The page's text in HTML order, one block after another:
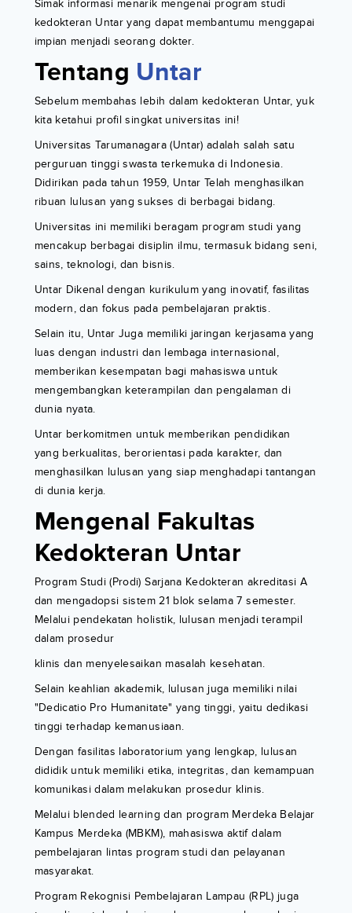
Simak informasi menarik mengenai program studi
kedokteran Untar yang dapat membantumu menggapai
impian menjadi seorang dokter.
Tentang Untar
Sebelum membahas lebih dalam kedokteran Untar, yuk
kita ketahui profil singkat universitas ini!
Universitas Tarumanagara (Untar) adalah salah satu
perguruan tinggi swasta terkemuka di Indonesia.
Didirikan pada tahun 1959, Untar Telah menghasilkan
ribuan lulusan yang sukses di berbagai bidang.
Universitas ini memiliki beragam program studi yang
mencakup berbagai disiplin ilmu, termasuk bidang seni,
sains, teknologi, dan bisnis.
Untar Dikenal dengan kurikulum yang inovatif, fasilitas
modern, dan fokus pada pembelajaran praktis.
Selain itu, Untar Juga memiliki jaringan kerjasama yang
luas dengan industri dan lembaga internasional,
memberikan kesempatan bagi mahasiswa untuk
mengembangkan keterampilan dan pengalaman di
dunia nyata.
Untar berkomitmen untuk memberikan pendidikan
yang berkualitas, berorientasi pada karakter, dan
menghasilkan lulusan yang siap menghadapi tantangan
di dunia kerja.
Mengenal Fakultas
Kedokteran Untar
Program Studi (Prodi) Sarjana Kedokteran akreditasi A
dan mengadopsi sistem 21 blok selama 7 semester.
Melalui pendekatan holistik, lulusan menjadi terampil
dalam prosedur
klinis dan menyelesaikan masalah kesehatan.
Selain keahlian akademik, lulusan juga memiliki nilai
"Dedicatio Pro Humanitate" yang tinggi, yaitu dedikasi
tinggi terhadap kemanusiaan.
Dengan fasilitas laboratorium yang lengkap, lulusan
dididik untuk memiliki etika, integritas, dan kemampuan
komunikasi dalam melakukan prosedur klinis.
Melalui blended learning dan program Merdeka Belajar
Kampus Merdeka (MBKM), mahasiswa aktif dalam
pembelajaran lintas program studi dan pelayanan
masyarakat.
Program Rekognisi Pembelajaran Lampau (RPL) juga